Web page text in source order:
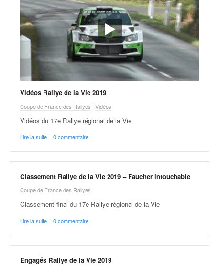
Vidéos Rallye de la Vie 2019
Coupe de France des Rallyes | Vidéos
Vidéos du 17e Rallye régional de la Vie
Lire la suite | 0 commentaire
Classement Rallye de la Vie 2019 – Faucher intouchable
Coupe de France des Rallyes
Classement final du 17e Rallye régional de la Vie
Lire la suite | 0 commentaire
Engagés Rallye de la Vie 2019